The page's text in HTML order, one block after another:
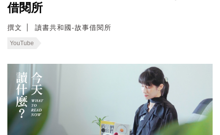
借閱所
撰文 讀書共和國-故事借閱所
YouTube